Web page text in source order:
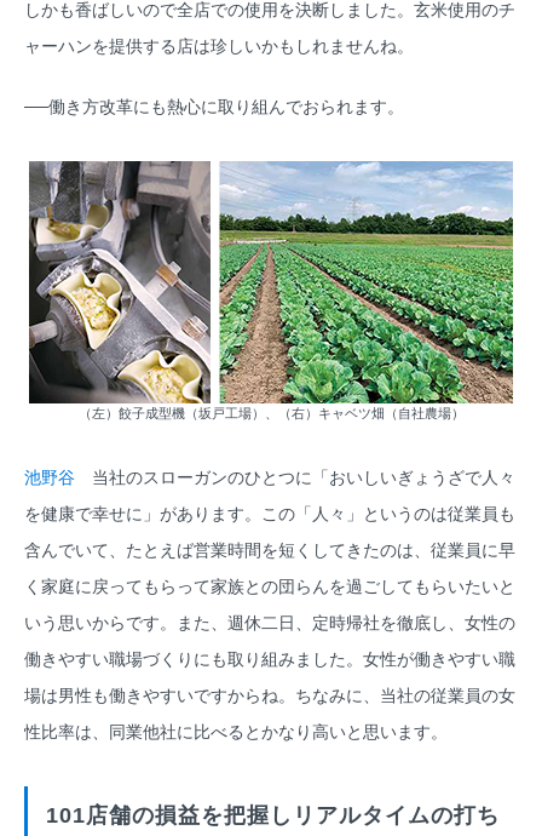
しかも香ばしいので全店での使用を決断しました。玄米使用のチ
ャーハンを提供する店は珍しいかもしれませんね。
──働き方改革にも熱心に取り組んでおられます。
（左）餃子成型機（坂戸工場）、（右）キャベツ畑（自社農場）
池野谷 当社のスローガンのひとつに「おいしいぎょうざで人々
を健康で幸せに」があります。この「人々」というのは従業員も
含んでいて、たとえば営業時間を短くしてきたのは、従業員に早
く家庭に戻ってもらって家族との団らんを過ごしてもらいたいと
いう思いからです。また、週休二日、定時帰社を徹底し、女性の
働きやすい職場づくりにも取り組みました。女性が働きやすい職
場は男性も働きやすいですからね。ちなみに、当社の従業員の女
性比率は、同業他社に比べるとかなり高いと思います。
101店舗の損益を把握しリアルタイムの打ち